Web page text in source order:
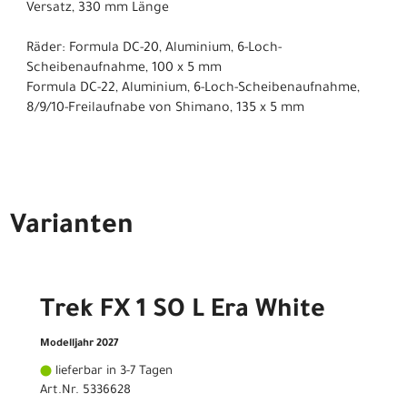
Versatz, 330 mm Länge
Räder: Formula DC-20, Aluminium, 6-Loch-
Scheibenaufnahme, 100 x 5 mm
Formula DC-22, Aluminium, 6-Loch-Scheibenaufnahme,
8/9/10-Freilaufnabe von Shimano, 135 x 5 mm
Varianten
Trek FX 1 SO L Era White
Modelljahr 2027
lieferbar in 3-7 Tagen
Art.Nr. 5336628